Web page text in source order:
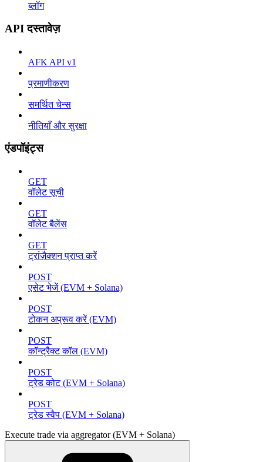
ब्लॉग
API दस्तावेज़
AFK API v1
प्रमाणीकरण
समर्थित चेन्स
नीतियाँ और सुरक्षा
एंडपॉइंट्स
GET
वॉलेट सूची
GET
वॉलेट बैलेंस
GET
ट्रांज़ैक्शन प्राप्त करें
POST
एसेट भेजें (EVM + Solana)
POST
टोकन अप्रूव करें (EVM)
POST
कॉन्ट्रैक्ट कॉल (EVM)
POST
ट्रेड कोट (EVM + Solana)
POST
ट्रेड स्वैप (EVM + Solana)
Execute trade via aggregator (EVM + Solana)